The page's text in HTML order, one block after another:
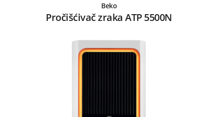
Beko
Pročišćivač zraka ATP 5500N